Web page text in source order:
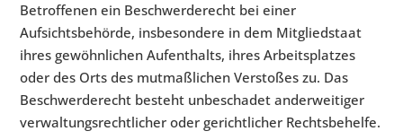
Betroffenen ein Beschwerderecht bei einer
Aufsichtsbehörde, insbesondere in dem Mitgliedstaat
ihres gewöhnlichen Aufenthalts, ihres Arbeitsplatzes
oder des Orts des mutmaßlichen Verstoßes zu. Das
Beschwerderecht besteht unbeschadet anderweitiger
verwaltungsrechtlicher oder gerichtlicher Rechtsbehelfe.